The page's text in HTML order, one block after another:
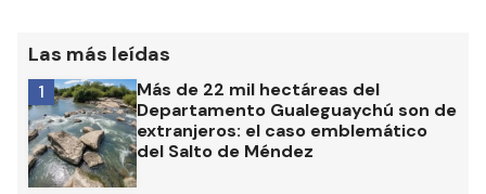
Las más leídas
Más de 22 mil hectáreas del
Departamento Gualeguaychú son de
extranjeros: el caso emblemático
del Salto de Méndez
1